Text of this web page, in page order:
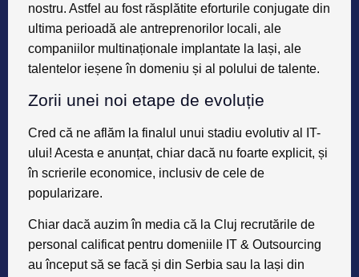
nostru. Astfel au fost răsplătite eforturile conjugate din
ultima perioadă ale antreprenorilor locali, ale
companiilor multinaționale implantate la Iași, ale
talentelor ieșene în domeniu și al polului de talente.
Zorii unei noi etape de evoluție
Cred că ne aflăm la finalul unui stadiu evolutiv al IT-
ului! Acesta e anunțat, chiar dacă nu foarte explicit, și
în scrie­rile economice, inclusiv de cele de
popularizare.
Chiar dacă auzim în media că la Cluj recrutările de
personal calificat pentru domeniile IT & Outsourcing
au început să se facă și din Serbia sau la Iași din